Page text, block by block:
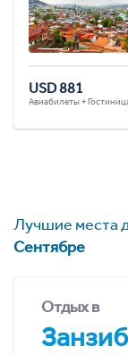
USD 881
Авиабилеты +
Лучшие места
Сентябре
Отдых в